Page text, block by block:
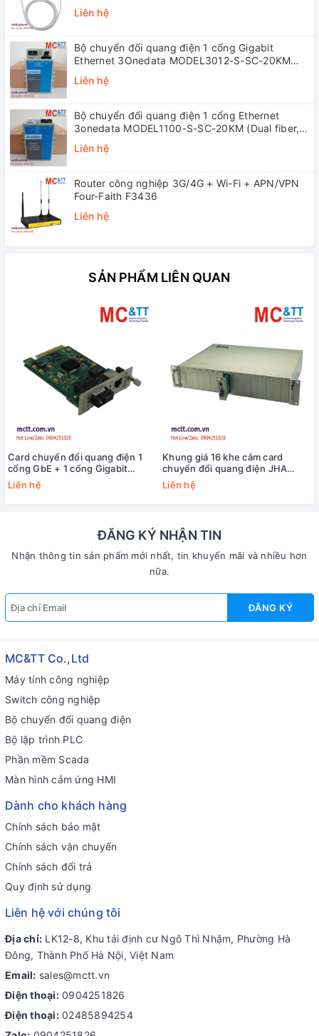
Liên hệ
Bộ chuyển đổi quang điện 1 cổng Gigabit
Ethernet 3Onedata MODEL3012-S-SC-20KM
Liên hệ
Bộ chuyển đổi quang điện 1 cổng Ethernet
3onedata MODEL1100-S-SC-20KM (Dual fiber,
Liên hệ
Router công nghiệp 3G/4G + Wi-Fi + APN/VPN
Four-Faith F3436
Liên hệ
SẢN PHẨM LIÊN QUAN
Card chuyển đổi quang điện 1
cổng GbE + 1 cổng Gigabit
quang JHA Tech JHA-MG11C
Liên hệ
Khung giá 16 khe cắm card
chuyển đổi quang điện JHA
Tech JHA-E16
Liên hệ
ĐĂNG KÝ NHẬN TIN
Nhận thông tin sản phẩm mới nhất, tin khuyến mãi và nhiều hơn
nữa.
ĐĂNG KÝ
MC&TT Co.,Ltd
Máy tính công nghiệp
Switch công nghiệp
Bộ chuyển đổi quang điện
Bộ lập trình PLC
Phần mềm Scada
Màn hình cảm ứng HMI
Dành cho khách hàng
Chính sách bảo mật
Chính sách vận chuyển
Chính sách đổi trả
Quy định sử dụng
Liên hệ với chúng tôi
Địa chỉ: LK12-8, Khu tái định cư Ngô Thì Nhậm, Phường Hà
Đông, Thành Phố Hà Nội, Việt Nam
Email: sales@mctt.vn
Điện thoại: 0904251826
Điện thoại: 02485894254